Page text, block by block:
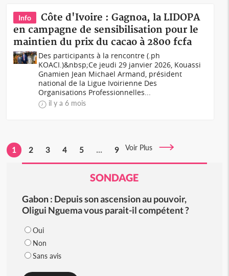
Info
Côte d'Ivoire : Gagnoa, la LIDOPA
en campagne de sensibilisation pour le
maintien du prix du cacao à 2800 fcfa
Des participants à la rencontre (.ph
KOACI.)&nbsp;Ce jeudi 29 janvier 2026, Kouassi
Gnamien Jean Michael Armand, président
national de la Ligue Ivoirienne Des
Organisations Professionnelles...
il y a 6 mois
1 2 3 4 5 ... 9 Voir Plus
SONDAGE
Gabon : Depuis son ascension au pouvoir,
Oligui Nguema vous parait-il compétent ?
Oui
Non
Sans avis